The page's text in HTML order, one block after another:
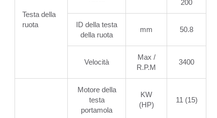
Testa della
ruota
200
ID della testa
della ruota
mm 50.8
Velocità
Max /
R.P.M
3400
Motore della
testa
portamola
KW
(HP)
11 (15)